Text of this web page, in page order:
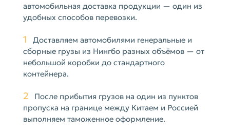
автомобильная доставка продукции — один из
удобных способов перевозки.
1
Доставляем автомобилями генеральные и
сборные грузы из Нингбо разных объёмов — от
небольшой коробки до стандартного
контейнера.
2
После прибытия грузов на один из пунктов
пропуска на границе между Китаем и Россией
выполняем таможенное оформление.